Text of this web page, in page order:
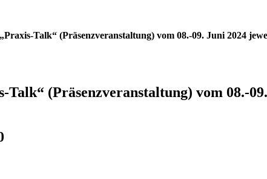
Talk“ (Präsenzveranstaltung) vom 08.-09. Juni 2024
(Präsenzveranstaltung) vom 08.-